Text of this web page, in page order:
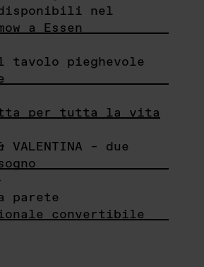
nel
a Essen
il tavolo pieghevole
per tutta la vita
VALENTINA – due
parete
convertibile